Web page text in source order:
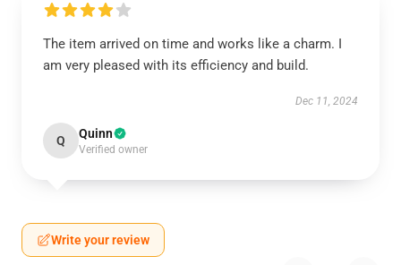
The item arrived on time and works like a charm. I
am very pleased with its efficiency and build.
Dec 11, 2024
Q Quinn
Verified owner
Write your review